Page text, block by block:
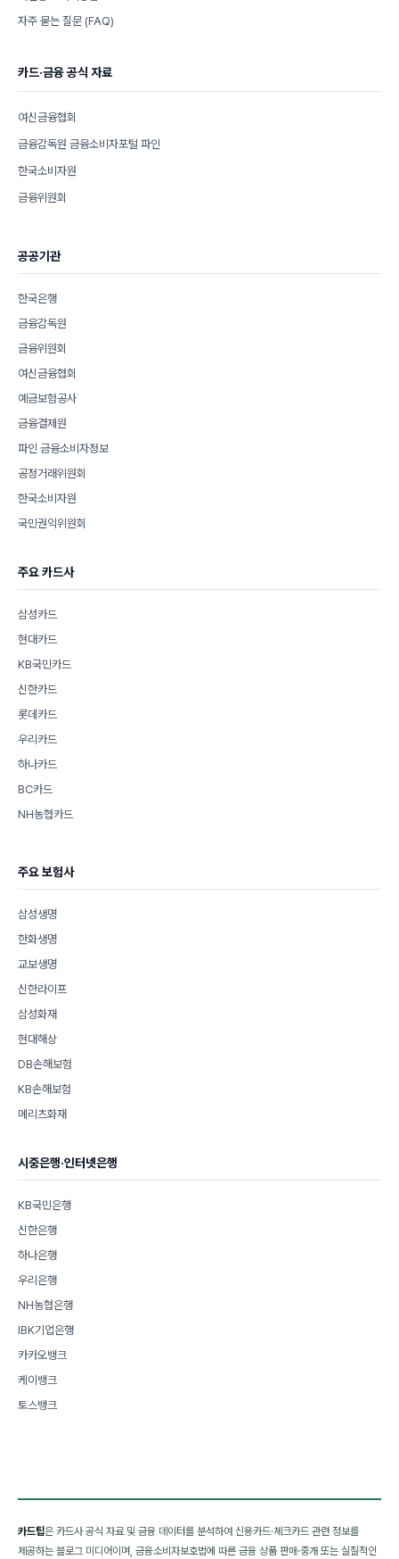
자주 묻는 질문 (FAQ)
카드·금융 공식 자료
여신금융협회
금융감독원 금융소비자포털 파인
한국소비자원
금융위원회
공공기관
한국은행
금융감독원
금융위원회
여신금융협회
예금보험공사
금융결제원
파인 금융소비자정보
공정거래위원회
한국소비자원
국민권익위원회
주요 카드사
삼성카드
현대카드
KB국민카드
신한카드
롯데카드
우리카드
하나카드
BC카드
NH농협카드
주요 보험사
삼성생명
한화생명
교보생명
신한라이프
삼성화재
현대해상
DB손해보험
KB손해보험
메리츠화재
시중은행·인터넷은행
KB국민은행
신한은행
하나은행
우리은행
NH농협은행
IBK기업은행
카카오뱅크
케이뱅크
토스뱅크
카드팁은 카드사 공식 자료 및 금융 데이터를 분석하여 신용카드·체크카드 관련 정보를
제공하는 블로그 미디어이며, 금융소비자보호법에 따른 금융 상품 판매·중개 또는 실질적인